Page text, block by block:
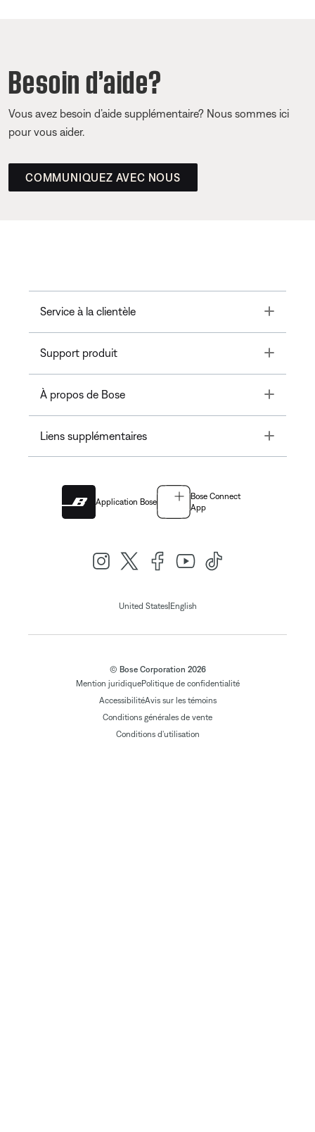
Besoin d’aide?
Vous avez besoin d’aide supplémentaire? Nous sommes ici
pour vous aider.
COMMUNIQUEZ AVEC NOUS
Service à la clientèle Toggle
Support produit Toggle
À propos de Bose Toggle
Liens supplémentaires Toggle
Application Bose
Bose Connect
App
United States| English
© Bose Corporation 2026
Mention juridiquePolitique de confidentialité
AccessibilitéAvis sur les témoins
Conditions générales de vente
Conditions d'utilisation